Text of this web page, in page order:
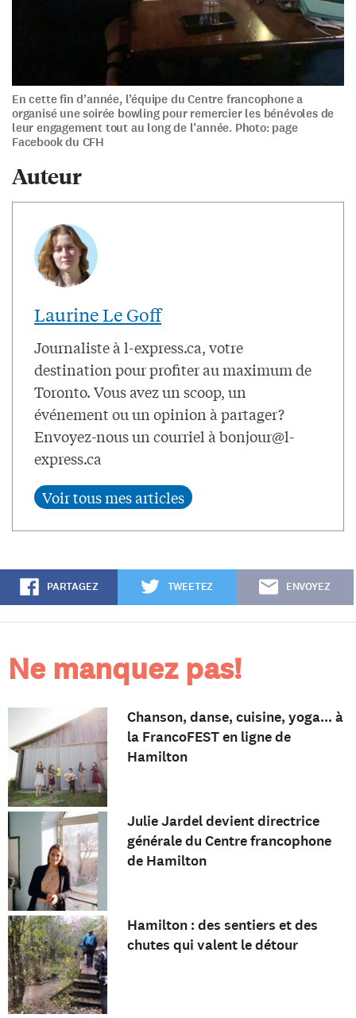
En cette fin d’année, l’équipe du Centre francophone a
organisé une soirée bowling pour remercier les bénévoles de
leur engagement tout au long de l’année. Photo: page
Facebook du CFH
Auteur
Laurine Le Goff
Journaliste à l-express.ca, votre
destination pour profiter au maximum de
Toronto. Vous avez un scoop, un
événement ou un opinion à partager?
Envoyez-nous un courriel à bonjour@l-
express.ca
PARTAGEZ TWEETEZ ENVOYEZ
Ne manquez pas!
Chanson, danse, cuisine, yoga... à
la FrancoFEST en ligne de
Hamilton
Julie Jardel devient directrice
générale du Centre francophone
de Hamilton
Hamilton : des sentiers et des
chutes qui valent le détour